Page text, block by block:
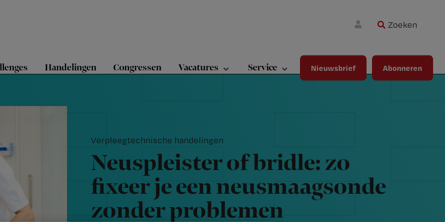
Zoeken
Handelingen Congressen Vacatures Service Nieuwsbrief Abonneren
Verpleegtechnische handelingen
Neuspleister of bridle: zo
fixeer je een neusmaagsonde
zonder problemen